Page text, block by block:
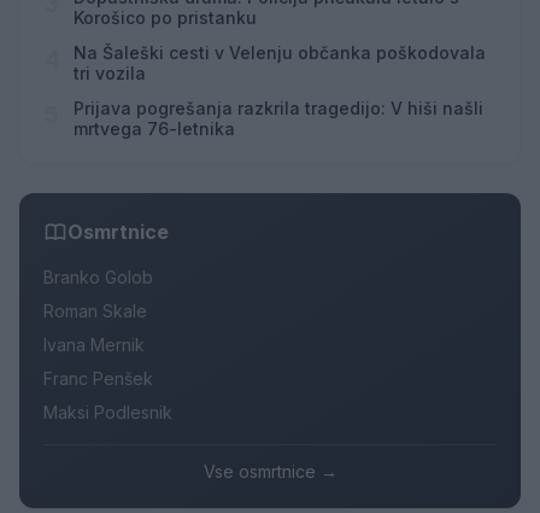
Korošico po pristanku
Na Šaleški cesti v Velenju občanka poškodovala
tri vozila
Prijava pogrešanja razkrila tragedijo: V hiši našli
mrtvega 76-letnika
Osmrtnice
Branko Golob
Roman Skale
Ivana Mernik
Franc Penšek
Maksi Podlesnik
Vse osmrtnice →